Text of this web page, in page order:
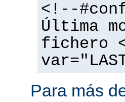
<!--
Última
fichero
Para más